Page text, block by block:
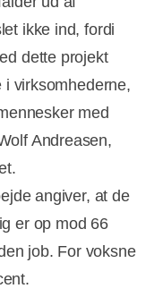
ikke ind, fordi
dette projekt
virksomhederne,
med
Andreasen,
angiver, at de
er op mod 66
job. For voksne